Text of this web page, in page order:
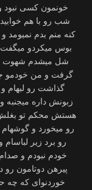
خونمون کسی نبود
شب رو با هم
کنه منم بدم نمیومد
بوس میکردو میگفت
شل میشدم شهوت
گرفت و من خودمو
گذاشت رو لبهام و
زبونش داره میجنبه
هستش محکم تو بغلش
رو میخورد و
رو برد زیر
خودم نبودم و
پیرهن دوتامون رو
خوردنوای که چه